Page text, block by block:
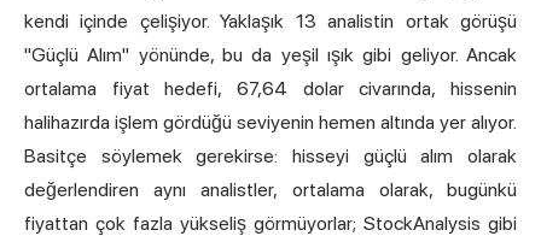
kendi içinde çelişiyor. Yaklaşık 13 analistin ortak görüşü
"Güçlü Alım" yönünde, bu da yeşil ışık gibi geliyor. Ancak
ortalama fiyat hedefi, 67,64 dolar civarında, hissenin
halihazırda işlem gördüğü seviyenin hemen altında yer alıyor.
Basitçe söylemek gerekirse: hisseyi güçlü alım olarak
değerlendiren aynı analistler, ortalama olarak, bugünkü
fiyattan çok fazla yükseliş görmüyorlar; StockAnalysis gibi